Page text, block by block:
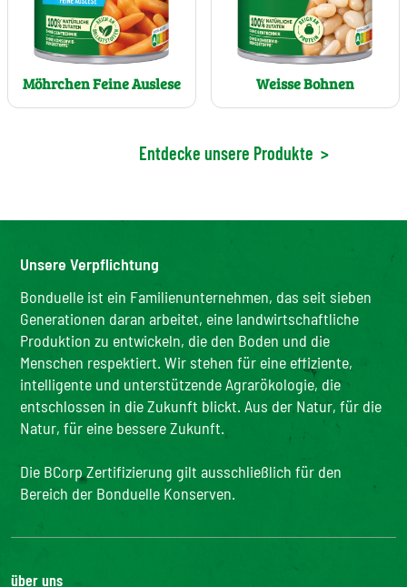
Möhrchen Feine Auslese Weisse Bohnen
Entdecke unsere Produkte >
Unsere Verpflichtung
Bonduelle ist ein Familienunternehmen, das seit sieben
Generationen daran arbeitet, eine landwirtschaftliche
Produktion zu entwickeln, die den Boden und die
Menschen respektiert. Wir stehen für eine effiziente,
intelligente und unterstützende Agrarökologie, die
entschlossen in die Zukunft blickt. Aus der Natur, für die
Natur, für eine bessere Zukunft.
Die BCorp Zertifizierung gilt ausschließlich für den
Bereich der Bonduelle Konserven.
über uns